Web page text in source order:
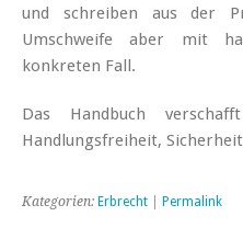
und schreiben aus der
Umschweife aber mit
konkreten Fall.
Das Handbuch
Handlungsfreiheit,
Kategorien: Erbrecht Permalink